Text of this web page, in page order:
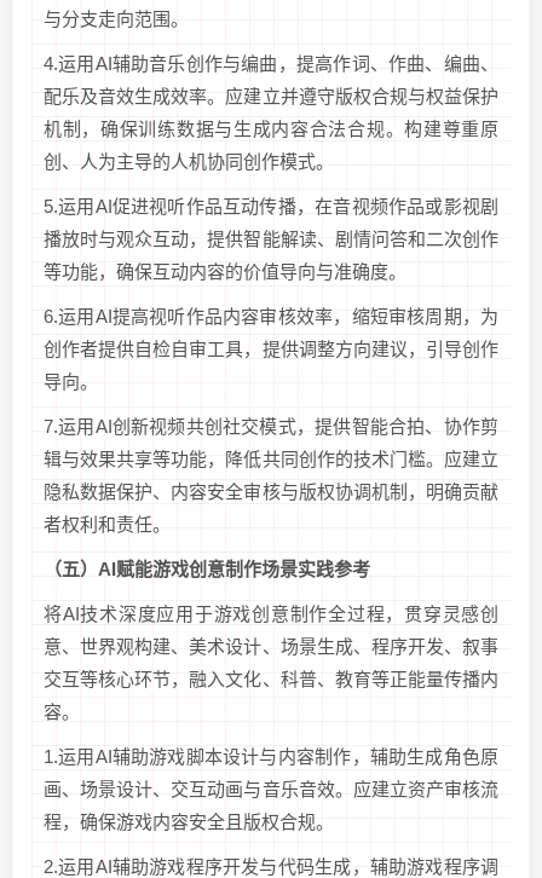
与分支走向范围。
4.运用AI辅助音乐创作与编曲，提高作词、作曲、编曲、
配乐及音效生成效率。应建立并遵守版权合规与权益保护
机制，确保训练数据与生成内容合法合规。构建尊重原
创、人为主导的人机协同创作模式。
5.运用AI促进视听作品互动传播，在音视频作品或影视剧
播放时与观众互动，提供智能解读、剧情问答和二次创作
等功能，确保互动内容的价值导向与准确度。
6.运用AI提高视听作品内容审核效率，缩短审核周期，为
创作者提供自检自审工具，提供调整方向建议，引导创作
导向。
7.运用AI创新视频共创社交模式，提供智能合拍、协作剪
辑与效果共享等功能，降低共同创作的技术门槛。应建立
隐私数据保护、内容安全审核与版权协调机制，明确贡献
者权利和责任。
（五） AI赋能游戏创意制作场景实践参考
将AI技术深度应用于游戏创意制作全过程，贯穿灵感创
意、世界观构建、美术设计、场景生成、程序开发、叙事
交互等核心环节，融入文化、科普、教育等正能量传播内
容。
1.运用AI辅助游戏脚本设计与内容制作，辅助生成角色原
画、场景设计、交互动画与音乐音效。应建立资产审核流
程，确保游戏内容安全且版权合规。
2.运用AI辅助游戏程序开发与代码生成，辅助游戏程序调